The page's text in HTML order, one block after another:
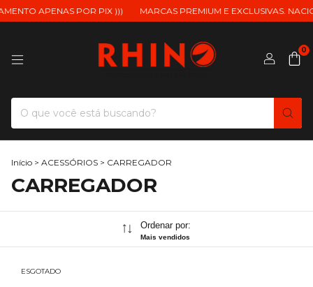
APENAS POR PIX ))) MARCAS PREMIUM E EXCLUSIVAS.
0
Início > ACESSÓRIOS > CARREGADOR
CARREGADOR
Ordenar por:
Mais vendidos
ESGOTADO